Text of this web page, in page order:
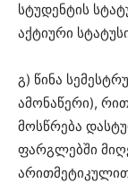
სტუდენტის
აქტიური
გ) წინა
ამონაწერი),
მოსწრება
ფარგლებში